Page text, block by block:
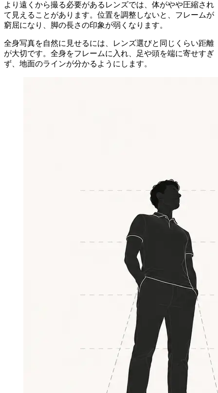
より遠くから撮る必要があるレンズでは、体がやや圧縮され
て見えることがあります。位置を調整しないと、フレームが
窮屈になり、脚の長さの印象が弱くなります。
全身写真を自然に見せるには、レンズ選びと同じくらい距離
が大切です。全身をフレームに入れ、足や頭を端に寄せすぎ
ず、地面のラインが分かるようにします。